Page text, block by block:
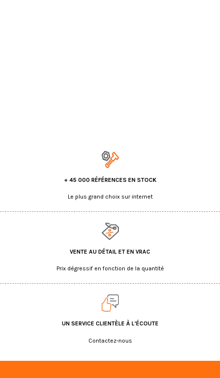
+ 45 000 RÉFÉRENCES EN STOCK
Le plus grand choix sur internet
VENTE AU DÉTAIL ET EN VRAC
Prix dégressif en fonction de la quantité
UN SERVICE CLIENTÈLE À L'ÉCOUTE
Contactez-nous